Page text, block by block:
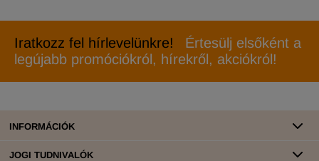
Iratkozz fel hírlevelünkre!
Értesülj elsőként a
legújabb promóciókról, hírekről, akciókról!
INFORMÁCIÓK
JOGI TUDNIVALÓK